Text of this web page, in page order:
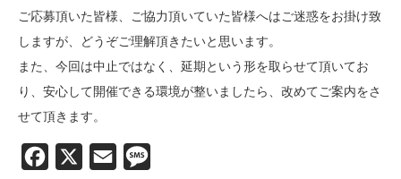
ご応募頂いた皆様、ご協力頂いていた皆様へはご迷惑をお掛け致
しますが、どうぞご理解頂きたいと思います。
また、今回は中止ではなく、延期という形を取らせて頂いてお
り、安心して開催できる環境が整いましたら、改めてご案内をさ
せて頂きます。
Facebook Email